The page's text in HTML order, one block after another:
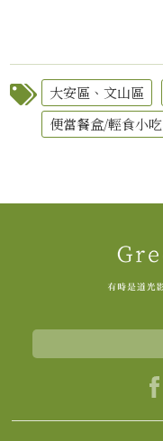
大安區、文山區
便當餐盒/輕食小吃